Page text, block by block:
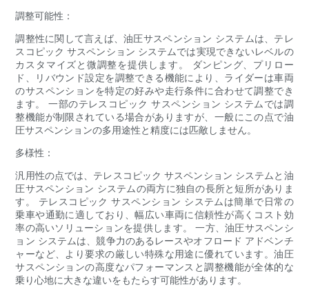
調整可能性：
調整性に関して言えば、油圧サスペンション システムは、テレ
スコピック サスペンション システムでは実現できないレベルの
カスタマイズと微調整を提供します。 ダンピング、プリロー
ド、リバウンド設定を調整できる機能により、ライダーは車両
のサスペンションを特定の好みや走行条件に合わせて調整でき
ます。 一部のテレスコピック サスペンション システムでは調
整機能が制限されている場合がありますが、一般にこの点で油
圧サスペンションの多用途性と精度には匹敵しません。
多様性：
汎用性の点では、テレスコピック サスペンション システムと油
圧サスペンション システムの両方に独自の長所と短所がありま
す。 テレスコピック サスペンション システムは簡単で日常の
乗車や通勤に適しており、幅広い車両に信頼性が高くコスト効
率の高いソリューションを提供します。 一方、油圧サスペンシ
ョン システムは、競争力のあるレースやオフロード アドベンチ
ャーなど、より要求の厳しい特殊な用途に優れています。油圧
サスペンションの高度なパフォーマンスと調整機能が全体的な
乗り心地に大きな違いをもたらす可能性があります。